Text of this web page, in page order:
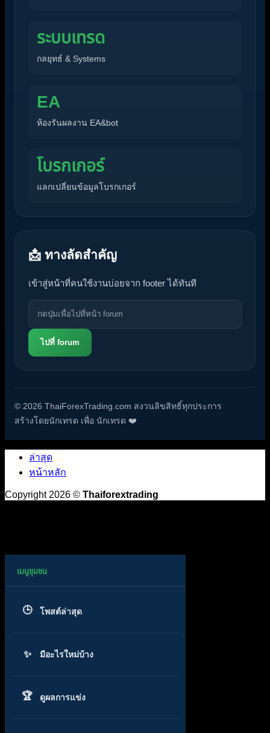
ระบบเทรด
กลยุทธ์ & Systems
EA
ห้องรันผลงาน EA&bot
โบรกเกอร์
แลกเปลี่ยนข้อมูลโบรกเกอร์
📩 ทางลัดสำคัญ
เข้าสู่หน้าที่คนใช้งานบ่อยจาก footer ได้ทันที
ไปที่ forum
© 2026 ThaiForexTrading.com สงวนลิขสิทธิ์ทุกประการ
สร้างโดยนักเทรด เพื่อ นักเทรด ❤️
ล่าสุด
หน้าหลัก
Copyright 2026 © Thaiforextrading
โพสต์ล่าสุด
มีอะไรใหม่บ้าง
ดูผลการแข่ง